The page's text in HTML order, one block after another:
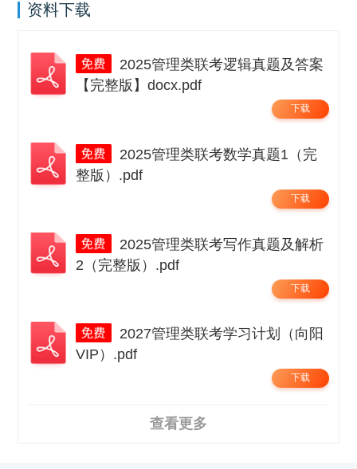
资料下载
【完整版】docx.pdf
下载
整版）.pdf
下载
2（完整版）.pdf
下载
VIP）.pdf
下载
查看更多